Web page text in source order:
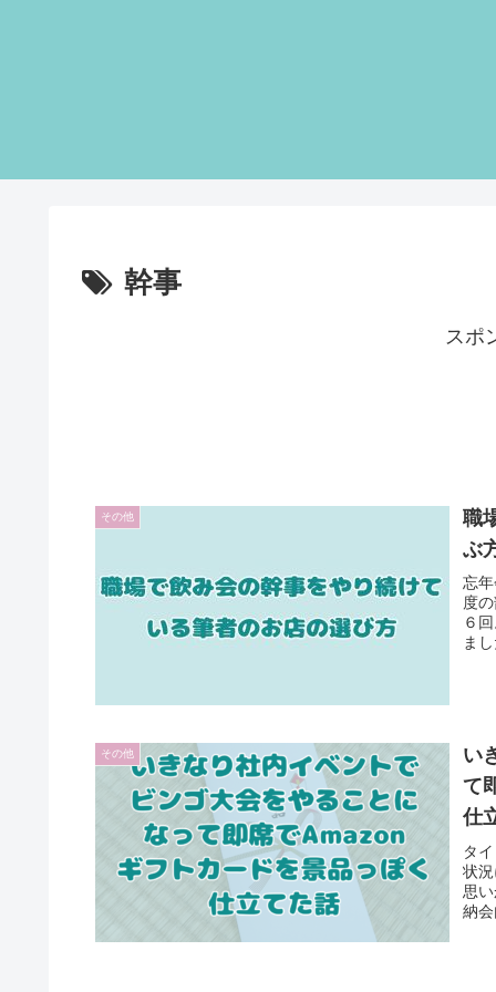
幹事
スポ
その他
職
ぶ
忘
度
６
ま
その他
い
て
仕
タ
状
思
納